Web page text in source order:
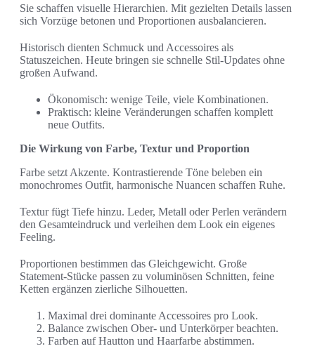
Sie schaffen visuelle Hierarchien. Mit gezielten Details lassen
sich Vorzüge betonen und Proportionen ausbalancieren.
Historisch dienten Schmuck und Accessoires als
Statuszeichen. Heute bringen sie schnelle Stil-Updates ohne
großen Aufwand.
Ökonomisch: wenige Teile, viele Kombinationen.
Praktisch: kleine Veränderungen schaffen komplett
neue Outfits.
Die Wirkung von Farbe, Textur und Proportion
Farbe setzt Akzente. Kontrastierende Töne beleben ein
monochromes Outfit, harmonische Nuancen schaffen Ruhe.
Textur fügt Tiefe hinzu. Leder, Metall oder Perlen verändern
den Gesamteindruck und verleihen dem Look ein eigenes
Feeling.
Proportionen bestimmen das Gleichgewicht. Große
Statement-Stücke passen zu voluminösen Schnitten, feine
Ketten ergänzen zierliche Silhouetten.
Maximal drei dominante Accessoires pro Look.
Balance zwischen Ober- und Unterkörper beachten.
Farben auf Hautton und Haarfarbe abstimmen.